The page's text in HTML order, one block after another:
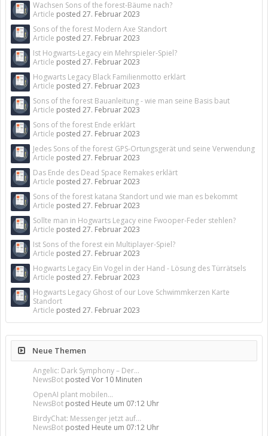
Wachsen Sons of the forest-Bäume nach?
Article posted 27. Februar 2023
Sons of the forest Modern Axe Standort
Article posted 27. Februar 2023
Ist Hogwarts-Legacy ein Mehrspieler-Spiel?
Article posted 27. Februar 2023
Hogwarts Legacy Black Familienmotto erklärt
Article posted 27. Februar 2023
Sons of the forest Bauanleitung - wie man seine Basis baut
Article posted 27. Februar 2023
Sons of the forest Ende erklärt
Article posted 27. Februar 2023
Jedes Sons of the forest GPS-Ortungsgerät und seine Verwendung
Article posted 27. Februar 2023
Das Ende des Dead Space Remakes erklärt
Article posted 27. Februar 2023
Sons of the forest katana Standort und wie man es bekommt
Article posted 27. Februar 2023
Sollte man in Hogwarts Legacy eine Fwooper-Feder stehlen?
Article posted 27. Februar 2023
Ist Sons of the forest ein Multiplayer-Spiel?
Article posted 27. Februar 2023
Hogwarts Legacy Ein Vogel in der Hand - Lösung des Türrätsels
Article posted 27. Februar 2023
Hogwarts Legacy Ghost of our Love Schwimmkerzen Karte
Standort
Article posted 27. Februar 2023
Neue Themen
Angelic: Dark Symphony – Der...
NewsBot posted Vor 10 Minuten
OpenAI plant mobilen...
NewsBot posted Heute um 07:12 Uhr
BirdyChat: Messenger jetzt auf...
NewsBot posted Heute um 07:12 Uhr